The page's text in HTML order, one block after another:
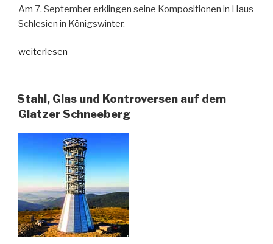
Am 7. September erklingen seine Kompositionen in Haus
Schlesien in Königswinter.
„Im
Musik
und
der
Heimat“
weiterlesen
Stahl, Glas und Kontroversen auf dem
Glatzer Schneeberg